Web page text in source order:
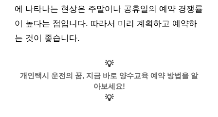
에 나타나는 현상은 주말이나 공휴일의 예약 경쟁률
이 높다는 점입니다. 따라서 미리 계획하고 예약하
는 것이 좋습니다.
💡
개인택시 운전의 꿈, 지금 바로 양수교육 예약 방법을 알
아보세요!
💡